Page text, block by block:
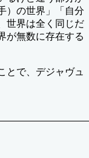
）の世界」「自分
世界は全く同じだ
が無数に存在する
とで、デジャヴュ